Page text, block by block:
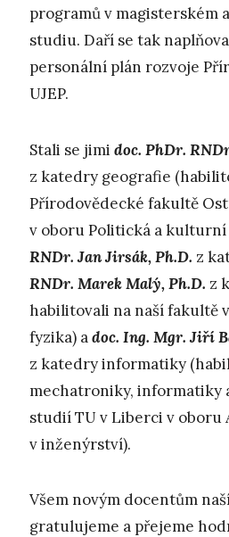
programů v magisterském
studiu. Daří se tak
personální plán rozvoje
UJEP.
Stali se jimi doc. PhDr.
z katedry geografie
Přírodovědecké fakultě
v oboru Politická a kulturní
RNDr. Jan Jirsák, Ph.D. z
RNDr. Marek Malý, Ph.D. z
habilitovali na naší fakultě
fyzika) adoc. Ing. Mgr. Jiří
z katedry informatiky
mechatroniky, informatiky
studií TU v Liberci v oboru
v inženýrství).
Všem novým docentům
gratulujeme a přejeme